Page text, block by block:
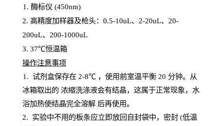
1 . 酶标仪 (450nm)
2. 高精度加样器及枪头： 0.5-10uL、 2-20uL、 20-
200uL、 200-1000uL
3. 37℃恒温箱
操作注意事项
1. 试剂盒保存在 2-8℃ ，使用前室温平衡 20 分钟。从
冰箱取出的 浓缩洗涤液会有结晶，这属于正常现象，水
浴加热使结晶完全溶解 后再使用。
2. 实验中不用的板条应立即放回自封袋中，密封(低温